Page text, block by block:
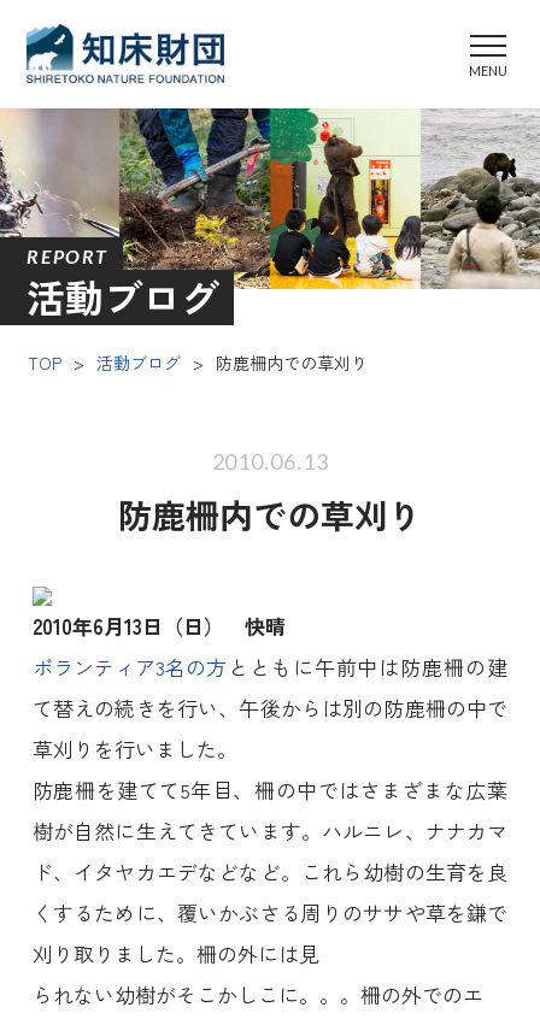
REPORT
活動ブログ
TOP > 活動ブログ > 防鹿柵内での草刈り
2010.06.13
防鹿柵内での草刈り
2010年6月13日（日） 快晴
ボランティア3名の方 とともに午前中は防鹿柵の建
て替えの続きを行い、午後からは別の防鹿柵の中で
草刈りを行いました。
防鹿柵を建てて5年目、柵の中ではさまざまな広葉
樹が自然に生えてきています。ハルニレ、ナナカマ
ド、イタヤカエデなどなど。これら幼樹の生育を良
くするために、覆いかぶさる周りのササや草を鎌で
刈り取りました。柵の外には見
られない幼樹がそこかしこに。。。柵の外でのエ